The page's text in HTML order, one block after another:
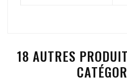
18 AUTRES